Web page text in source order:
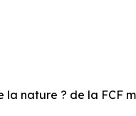
nature ? de la FCF